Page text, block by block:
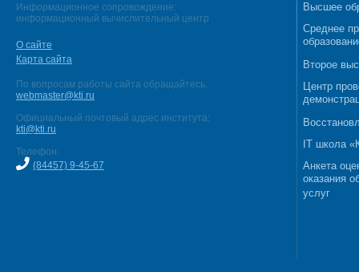
Информационное сопровождение:
информационный вычислительный центр
О сайте
Карта сайта
По вопросам работы сайта обращайтесь:
webmaster@kti.ru
Официальный почтовый адрес института:
kti@kti.ru
Телефон:
(84457) 9-45-67
Высшее
Среднее
Второе
Центр
IT школа
Анкета
оказания
услуг